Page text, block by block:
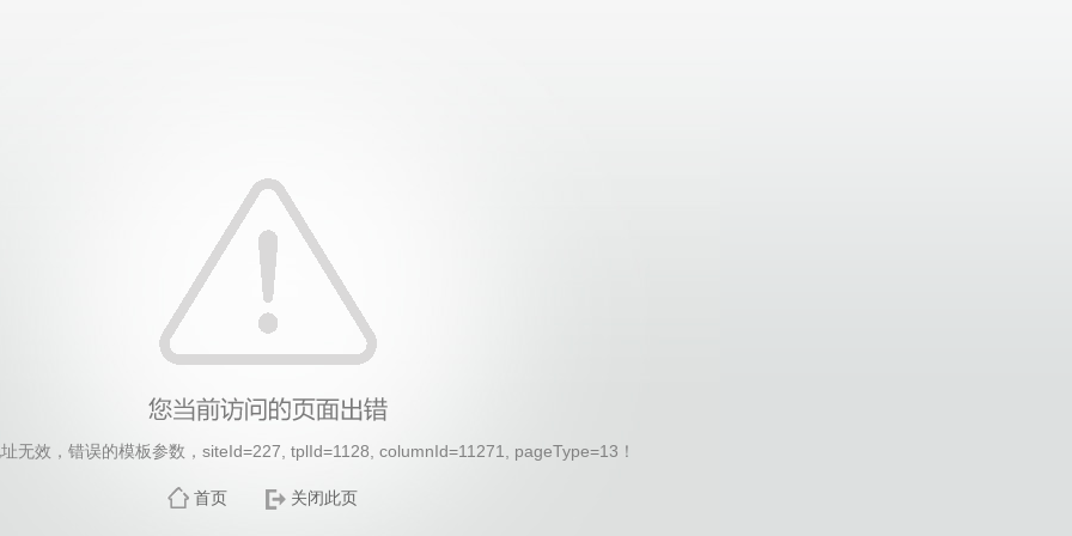
无效，错误的模板参数，siteId=227, tplId=1128, columnId=11271, pageType=13！
首页 关闭此页